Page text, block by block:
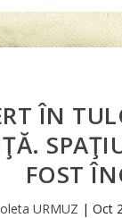
ÎN
FOST
URMUZ | Oct